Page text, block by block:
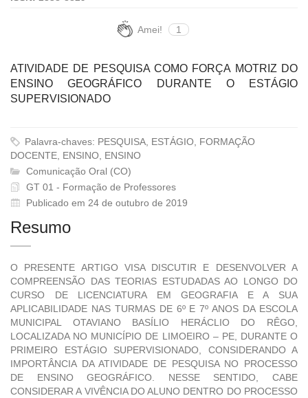
Amei! 1
ATIVIDADE DE PESQUISA COMO FORÇA MOTRIZ DO
ENSINO GEOGRÁFICO DURANTE O ESTÁGIO
SUPERVISIONADO
Palavra-chaves: PESQUISA, ESTÁGIO, FORMAÇÃO
DOCENTE, ENSINO, ENSINO
Comunicação Oral (CO)
GT 01 - Formação de Professores
Publicado em 24 de outubro de 2019
Resumo
O PRESENTE ARTIGO VISA DISCUTIR E DESENVOLVER A
COMPREENSÃO DAS TEORIAS ESTUDADAS AO LONGO DO
CURSO DE LICENCIATURA EM GEOGRAFIA E A SUA
APLICABILIDADE NAS TURMAS DE 6º E 7º ANOS DA ESCOLA
MUNICIPAL OTAVIANO BASÍLIO HERÁCLIO DO RÊGO,
LOCALIZADA NO MUNICÍPIO DE LIMOEIRO – PE, DURANTE O
PRIMEIRO ESTÁGIO SUPERVISIONADO, CONSIDERANDO A
IMPORTÂNCIA DA ATIVIDADE DE PESQUISA NO PROCESSO
DE ENSINO GEOGRÁFICO. NESSE SENTIDO, CABE
CONSIDERAR A VIVÊNCIA DO ALUNO DENTRO DO PROCESSO